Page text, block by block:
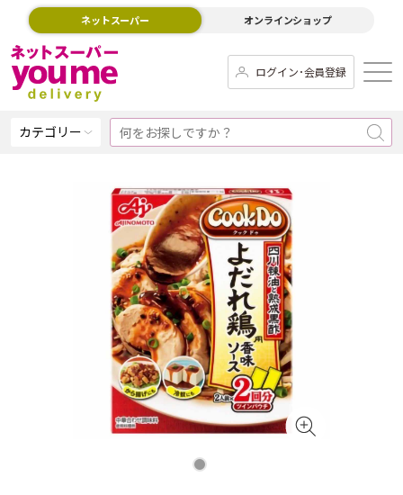
ネットスーパー オンラインショップ
ログイン･会員登録
カテゴリー